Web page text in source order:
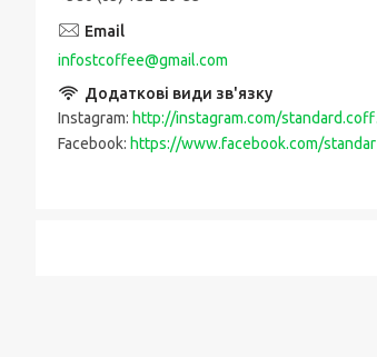
infostcoffee@gmail.com
Instagram http://instagram.com/standard.coffee
Facebook https://www.facebook.com/standardcoffee-108593383949319/